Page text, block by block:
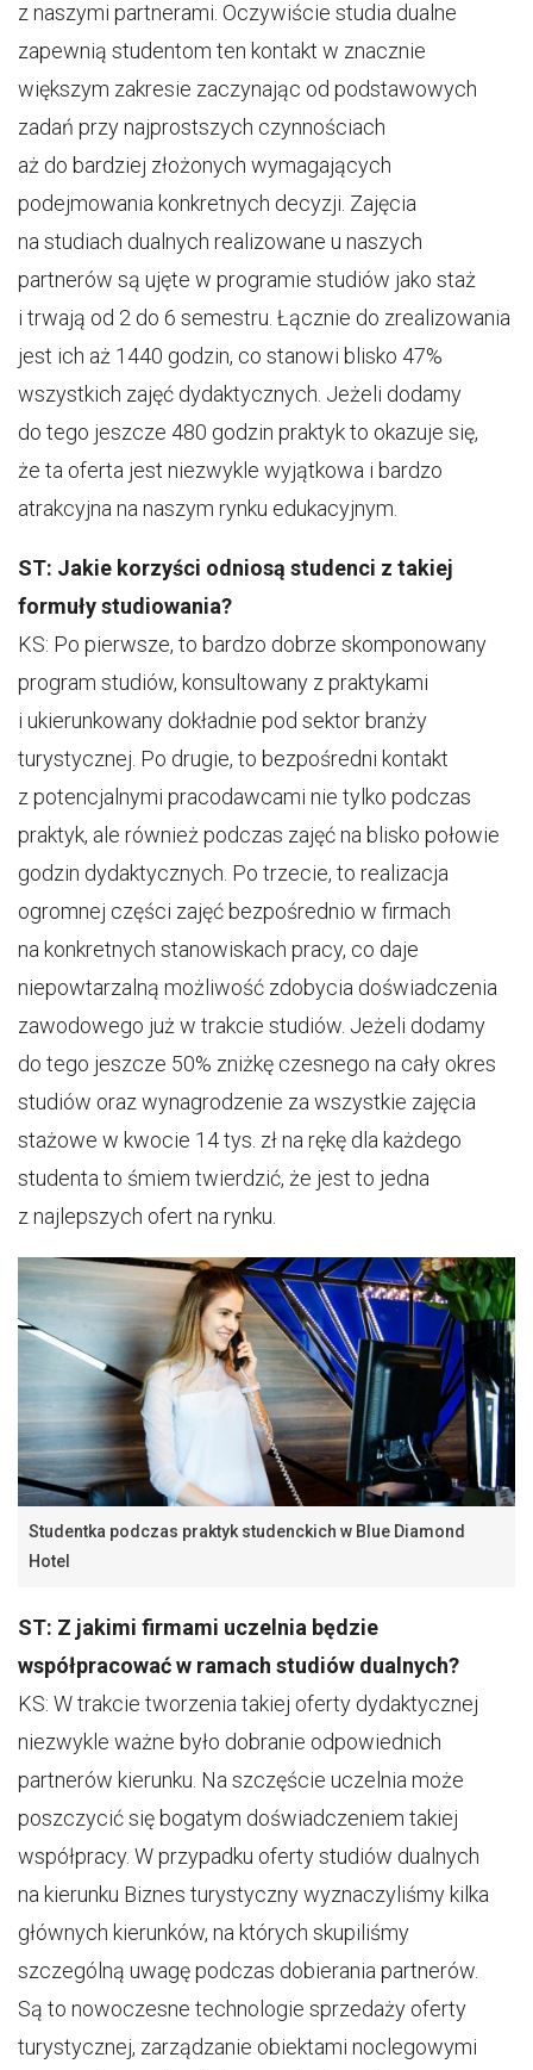
z naszymi partnerami. Oczywiście studia dualne
zapewnią studentom ten kontakt w znacznie
większym zakresie zaczynając od podstawowych
zadań przy najprostszych czynnościach
aż do bardziej złożonych wymagających
podejmowania konkretnych decyzji. Zajęcia
na studiach dualnych realizowane u naszych
partnerów są ujęte w programie studiów jako staż
i trwają od 2 do 6 semestru. Łącznie do zrealizowania
jest ich aż 1440 godzin, co stanowi blisko 47%
wszystkich zajęć dydaktycznych. Jeżeli dodamy
do tego jeszcze 480 godzin praktyk to okazuje się,
że ta oferta jest niezwykle wyjątkowa i bardzo
atrakcyjna na naszym rynku edukacyjnym.
ST: Jakie korzyści odniosą studenci z takiej
formuły studiowania?
KS: Po pierwsze, to bardzo dobrze skomponowany
program studiów, konsultowany z praktykami
i ukierunkowany dokładnie pod sektor branży
turystycznej. Po drugie, to bezpośredni kontakt
z potencjalnymi pracodawcami nie tylko podczas
praktyk, ale również podczas zajęć na blisko połowie
godzin dydaktycznych. Po trzecie, to realizacja
ogromnej części zajęć bezpośrednio w firmach
na konkretnych stanowiskach pracy, co daje
niepowtarzalną możliwość zdobycia doświadczenia
zawodowego już w trakcie studiów. Jeżeli dodamy
do tego jeszcze 50% zniżkę czesnego na cały okres
studiów oraz wynagrodzenie za wszystkie zajęcia
stażowe w kwocie 14 tys. zł na rękę dla każdego
studenta to śmiem twierdzić, że jest to jedna
z najlepszych ofert na rynku.
Studentka podczas praktyk studenckich w Blue Diamond
Hotel
ST: Z jakimi firmami uczelnia będzie
współpracować w ramach studiów dualnych?
KS: W trakcie tworzenia takiej oferty dydaktycznej
niezwykle ważne było dobranie odpowiednich
partnerów kierunku. Na szczęście uczelnia może
poszczycić się bogatym doświadczeniem takiej
współpracy. W przypadku oferty studiów dualnych
na kierunku Biznes turystyczny wyznaczyliśmy kilka
głównych kierunków, na których skupiliśmy
szczególną uwagę podczas dobierania partnerów.
Są to nowoczesne technologie sprzedaży oferty
turystycznej, zarządzanie obiektami noclegowymi